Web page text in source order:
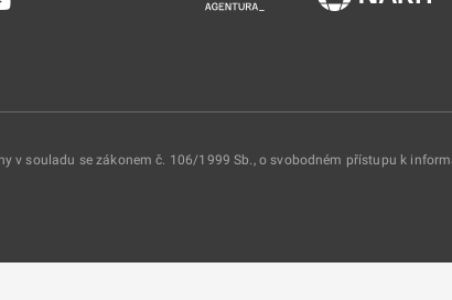
souladu se zákonem č. 106/1999 Sb., o svobodném přístupu k